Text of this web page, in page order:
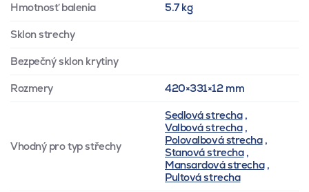
Hmotnosť balenia 5.7 kg
Sklon strechy
Bezpečný sklon krytiny
Rozmery 420×331×12 mm
Vhodný pro typ střechy
Sedlová strecha,
Valbová strecha,
Polovalbová strecha,
Stanová strecha,
Mansardová strecha,
Pultová strecha